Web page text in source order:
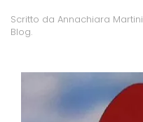
Scritto da Annachiara Martini
Blog.